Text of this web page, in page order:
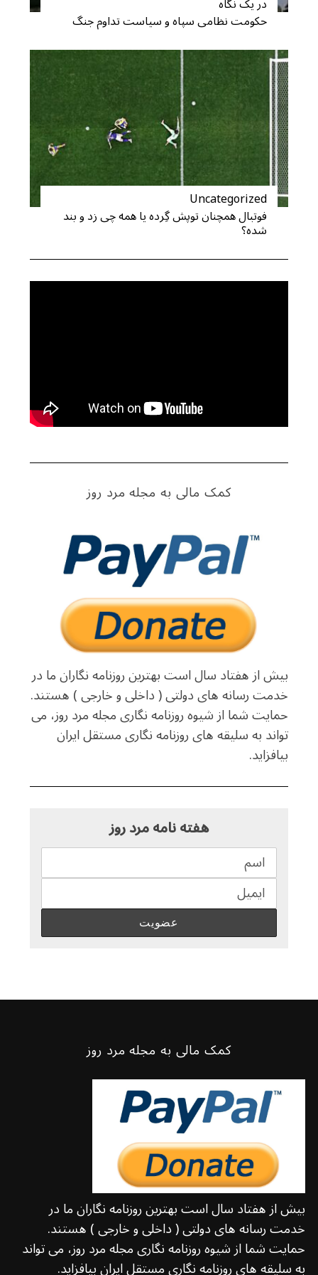
حکومت نظامی سپاه و سیاست تداوم جنگ
Uncategorized
فوتبال همچنان توپش گِرده یا همه چی زد و بند
شده؟
کمک مالی به مجله مرد روز
بیش از هفتاد سال است بهترین روزنامه نگاران ما در
خدمت رسانه های دولتی ( داخلی و خارجی ) هستند.
حمایت شما از شیوه روزنامه نگاری مجله مرد روز، می
تواند به سلیقه های روزنامه نگاری مستقل ایران
بیافزاید.
هفته نامه مرد روز
کمک مالی به مجله مرد روز
بیش از هفتاد سال است بهترین روزنامه نگاران ما در
خدمت رسانه های دولتی ( داخلی و خارجی ) هستند.
حمایت شما از شیوه روزنامه نگاری مجله مرد روز، می تواند
به سلیقه های روزنامه نگاری مستقل ایران بیافزاید.